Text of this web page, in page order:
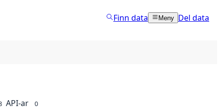
Finn data Meny Del data
API-ar 0